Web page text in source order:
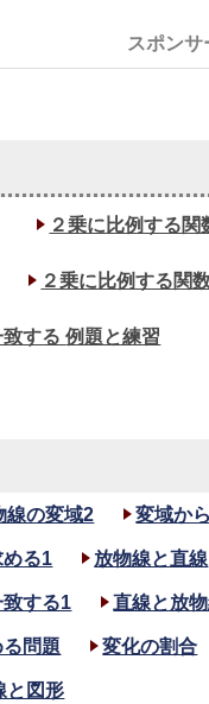
２乗に比例する関
２乗に比例する関
致する例題と練習
線の変域2 変域か
る1 放物線と直線
する1 直線と放
問題 変化の割合
と図形